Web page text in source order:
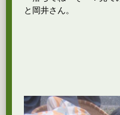
と岡井さん。